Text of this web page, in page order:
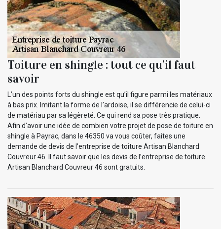
Toiture en shingle : tout ce qu’il faut
savoir
L’un des points forts du shingle est qu’il figure parmi les matériaux
à bas prix. Imitant la forme de l’ardoise, il se différencie de celui-ci
de matériau par sa légèreté. Ce qui rend sa pose très pratique.
Afin d’avoir une idée de combien votre projet de pose de toiture en
shingle à Payrac, dans le 46350 va vous coûter, faites une
demande de devis de l’entreprise de toiture Artisan Blanchard
Couvreur 46. Il faut savoir que les devis de l’entreprise de toiture
Artisan Blanchard Couvreur 46 sont gratuits.